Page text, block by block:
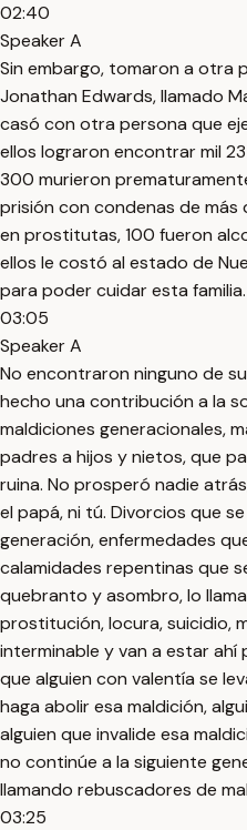
02:40
Speaker A
Sin embargo, tomaron a otra
Jonathan Edwards, llamado
casó con otra persona que
ellos lograron encontrar mil
300 murieron
prisión con condenas de más
en prostitutas, 100 fueron
ellos le costó al estado de
para poder cuidar esta familia.
03:05
Speaker A
No encontraron ninguno de
hecho una contribución a la
maldiciones generacionales,
padres a hijos y nietos, que
ruina. No prosperó nadie
el papá, ni tú. Divorcios que
generación, enfermedades
calamidades repentinas que
quebranto y asombro, lo
prostitución, locura, suicidio,
interminable y van a estar ahí
que alguien con valentía se
haga abolir esa maldición,
alguien que invalide esa
no continúe a la siguiente
llamando rebuscadores de
03:25